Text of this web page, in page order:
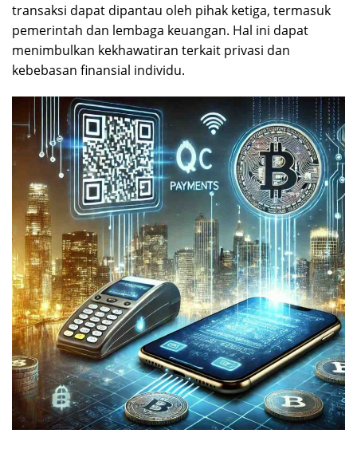
transaksi dapat dipantau oleh pihak ketiga, termasuk
pemerintah dan lembaga keuangan. Hal ini dapat
menimbulkan kekhawatiran terkait privasi dan
kebebasan finansial individu.